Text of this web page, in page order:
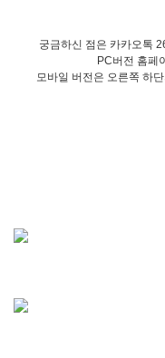
궁금하신 점은 카카오톡
PC버전 홈페
모바일 버전은 오른쪽 하